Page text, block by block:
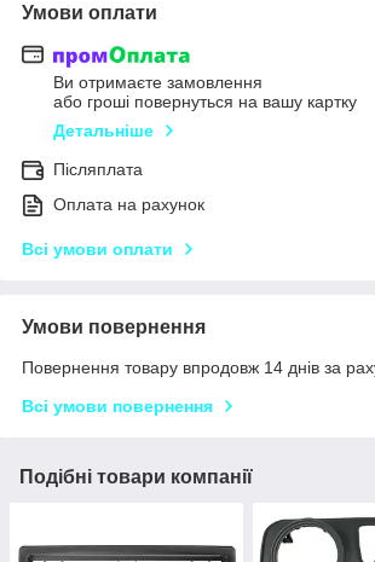
Умови оплати
Ви отримаєте замовлення
або гроші повернуться на вашу картку
Детальніше
Післяплата
Оплата на рахунок
Всі умови оплати
Умови повернення
Повернення товару впродовж 14 днів за
Всі умови повернення
Подібні товари компанії